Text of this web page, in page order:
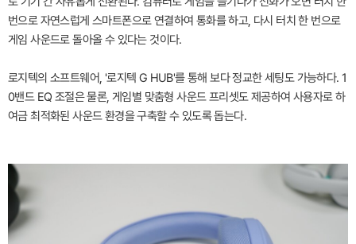
번으로 자연스럽게 스마트폰으로 연결하여 통화를 하고, 다시 터치 한 번으로
게임 사운드로 돌아올 수 있다는 것이다.
로지텍의 소프트웨어, '로지텍 G HUB'를 통해 보다 정교한 세팅도 가능하다. 1
0밴드 EQ 조절은 물론, 게임별 맞춤형 사운드 프리셋도 제공하여 사용자로 하
여금 최적화된 사운드 환경을 구축할 수 있도록 돕는다.